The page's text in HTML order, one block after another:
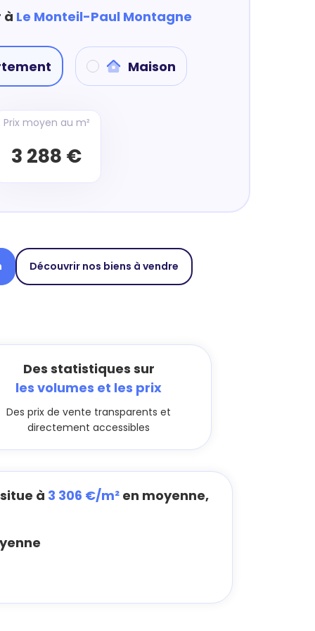
à Le Monteil-Paul Montagne
Maison
Prix moyen au m²
3 288 €
Découvrir nos biens à vendre
Des statistiques sur
les volumes et les prix
Des prix de vente transparents et
directement accessibles
à 3 306 €/m² en moyenne,